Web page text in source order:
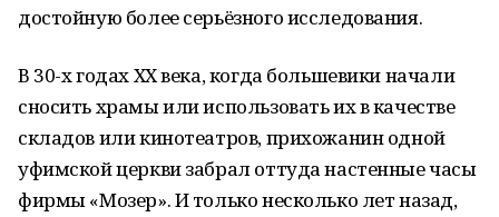
достойную более серьёзного исследования.
В 30-х годах ХХ века, когда большевики начали
сносить храмы или использовать их в качестве
складов или кинотеатров, прихожанин одной
уфимской церкви забрал оттуда настенные часы
фирмы «Мозер». И только несколько лет назад,